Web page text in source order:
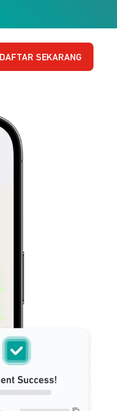
DAFTAR SEKARANG